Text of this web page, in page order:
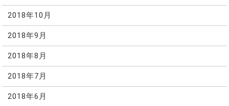
2018年10月
2018年9月
2018年8月
2018年7月
2018年6月